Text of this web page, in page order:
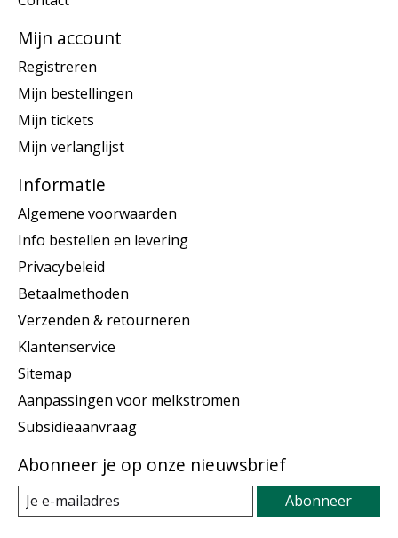
Mijn account
Registreren
Mijn bestellingen
Mijn tickets
Mijn verlanglijst
Informatie
Algemene voorwaarden
Info bestellen en levering
Privacybeleid
Betaalmethoden
Verzenden & retourneren
Klantenservice
Sitemap
Aanpassingen voor melkstromen
Subsidieaanvraag
Abonneer je op onze nieuwsbrief
Abonneer